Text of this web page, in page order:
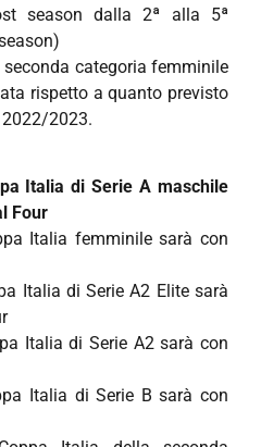
season dalla 2ª alla 5ª
categoria femminile
rispetto a quanto previsto
2023.
Italia di Serie A maschile
Four
Italia femminile sarà con
Italia di Serie A2 Elite sarà
Italia di Serie A2 sarà con
Italia di Serie B sarà con